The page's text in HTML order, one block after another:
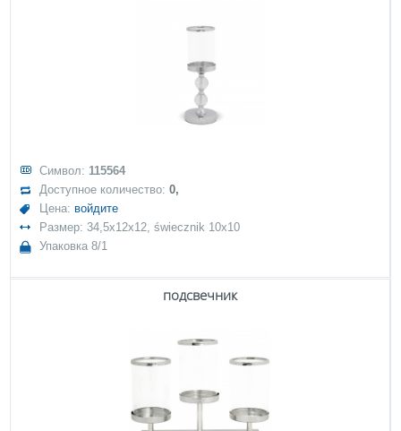
Символ: 115564
Доступное количество:0,
Цена: войдите
Размер: 34,5x12x12, świecznik 10x10
Упаковка 8/1
подсвечник